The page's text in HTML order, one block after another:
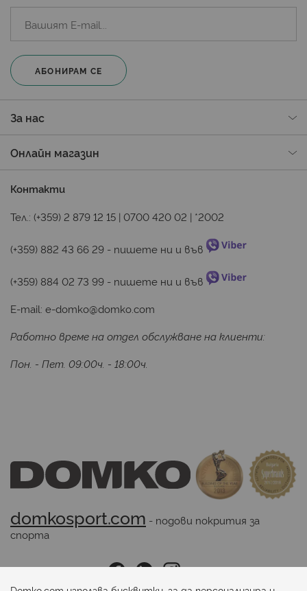
АБОНИРАМ СЕ
За нас
Онлайн магазин
Контакти
Тел.: (+359) 2 879 12 15 | 0700 420 02 | *2002
(+359) 882 43 66 29 - пишете ни и във
(+359) 884 02 73 99 - пишете ни и във
E-mail: e-domko@domko.com
Работно време на отдел обслужване на клиенти:
Пон. - Пет. 09:00ч. - 18:00ч.
domkosport.com - подови покрития за
спорта
Последвайте ни: